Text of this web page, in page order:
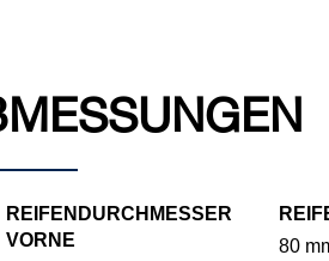
REIFENDURCHMESSER
VORNE
80